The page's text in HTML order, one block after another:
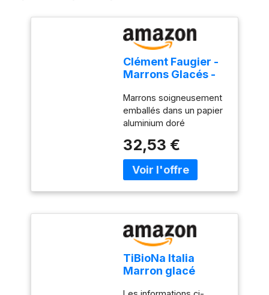
Clément Faugier -
Marrons Glacés -
Marrons soigneusement
emballés dans un papier
aluminium doré
Boîte ronde métallique
illustrée avec couvercle
et opercule fraîcheur
32,53 €
TiBioNa Italia
Marron glacé